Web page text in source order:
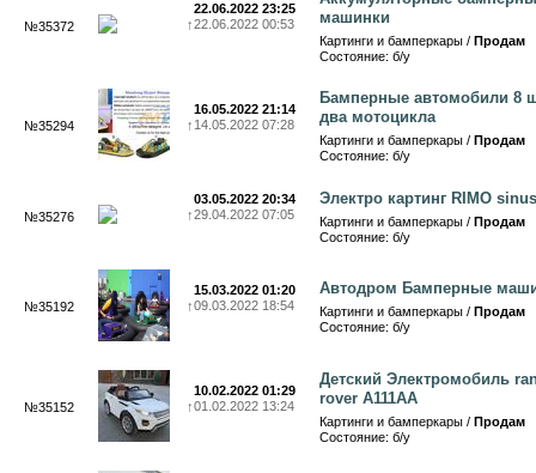
№35372
22.06.2022 23:25
↑22.06.2022 00:53
машинки
Картинги и бамперкары / Продам
Состояние: б/у
№35294
16.05.2022 21:14
↑ 14.05.2022 07:28
Бамперные автомобили 8
два мотоцикла
Картинги и бамперкары / Продам
Состояние: б/у
№35276
03.05.2022 20:34
↑29.04.2022 07:05
Электро картинг RIMO sinus
Картинги и бамперкары / Продам
Состояние: б/у
№35192
15.03.2022 01:20
↑09.03.2022 18:54
Автодром Бамперные
Картинги и бамперкары / Продам
Состояние: б/у
№35152
10.02.2022 01:29
↑01.02.2022 13:24
Детский Электромобиль
rover A111AA
Картинги и бамперкары / Продам
Состояние: б/у